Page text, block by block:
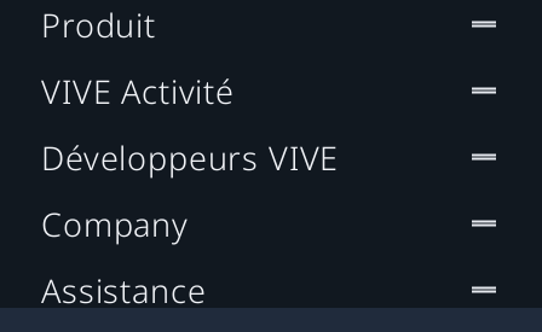
Produit
VIVE Activité
Développeurs VIVE
Company
Assistance